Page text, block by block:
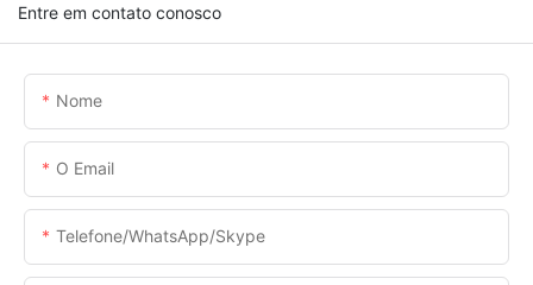
Entre em contato conosco
Nome
O Email
Telefone/WhatsApp/Skype